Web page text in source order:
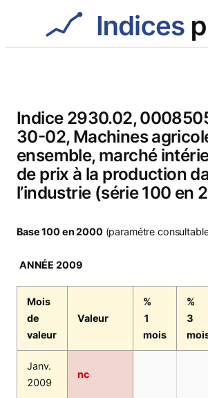
Indice 2930.02,
30-02, Machines
ensemble, marché
de prix à la production
l’industrie (série 100 en
Base 100 en 2000 (paramétre
ANNÉE 2009
Mois
de
valeur
Valeur
%
1
mois
%
3
Janv.
2009
nc